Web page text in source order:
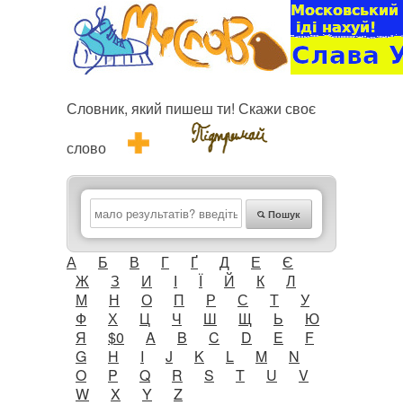
Словник, який пишеш ти! Скажи своє
слово
Пошук
А Б В Г Ґ Д Е
Є
Ж
З И І Ї Й К
Л
М
Н О П Р С Т
У
Ф
Х Ц Ч Ш Щ Ь
Ю
Я
$0 A B C D E
F
G
H I J K L M
N
O
P Q R S T U
V
W
X Y Z